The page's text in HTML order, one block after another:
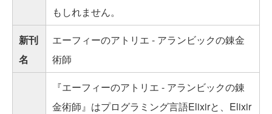
もしれません。
新刊
名
エーフィーのアトリエ - アランビックの錬金
術師
『エーフィーのアトリエ - アランビックの錬
金術師』はプログラミング言語Elixirと、Elixir